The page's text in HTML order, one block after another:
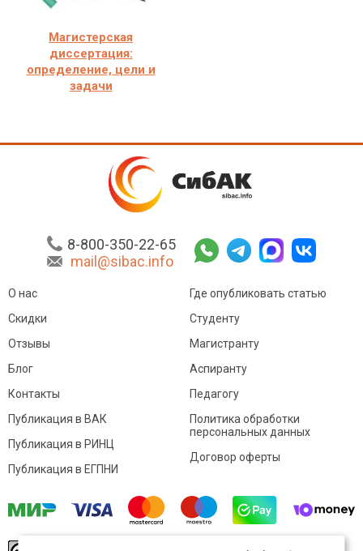
Магистерская
диссертация:
определение, цели и
задачи
8-800-350-22-65
mail@sibac.info
О нас
Скидки
Отзывы
Блог
Контакты
Где опубликовать статью
Студенту
Магистранту
Аспиранту
Педагогу
Публикация в ВАК
Публикация в РИНЦ
Публикация в ЕГПНИ
Политика обработки
персональных данных
Договор оферты